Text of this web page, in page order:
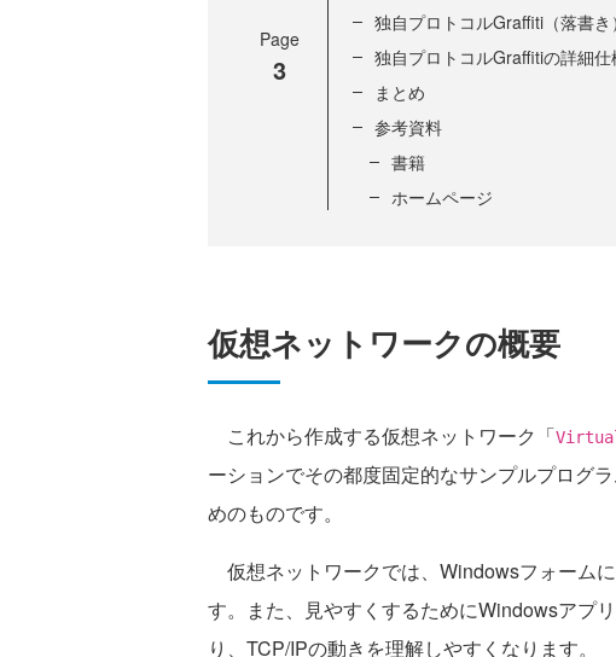
Page
3
独自プロトコルGraffiti（落書
独自プロトコルGraffitiの詳細仕
まとめ
参考資料
書籍
ホームページ
仮想ネットワークの概要
これから作成する仮想ネットワーク「
ーションでその都度固定的なサンプルプログ
めのものです。
仮想ネットワークでは、Windowsフォーム
す。また、見やすくするためにWindowsアプ
り、TCP/IPの動きを理解しやすくなります。